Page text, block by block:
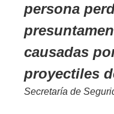
persona
causadas
proyectiles
Secretaría de